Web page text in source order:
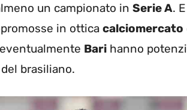
un campionato in Serie A.
in ottica calciomercato
Bari hanno
brasiliano.